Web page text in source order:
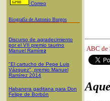
Correo
Biografía de Antonio Burgos
Discurso de agradecimiento
por el VII premio taurino
Manuel Ramírez
"El cartucho de Pepe Luis
Vázquez", premio Manuel
Ramírez 2014
Habanera gaditana para Don
Felipe de Borbón
ABC de